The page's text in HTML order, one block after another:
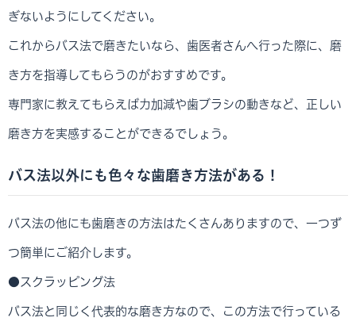
ぎないようにしてください。
これからバス法で磨きたいなら、歯医者さんへ行った際に、磨
き方を指導してもらうのがおすすめです。
専門家に教えてもらえば力加減や歯ブラシの動きなど、正しい
磨き方を実感することができるでしょう。
バス法以外にも色々な歯磨き方法がある！
バス法の他にも歯磨きの方法はたくさんありますので、一つず
つ簡単にご紹介します。
●スクラッピング法
バス法と同じく代表的な磨き方なので、この方法で行っている